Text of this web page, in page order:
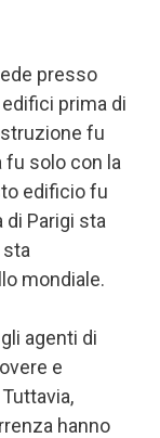
presso
prima di
fu
fu solo con la
edificio fu
di Parigi sta
mondiale.
agenti di
e
hanno